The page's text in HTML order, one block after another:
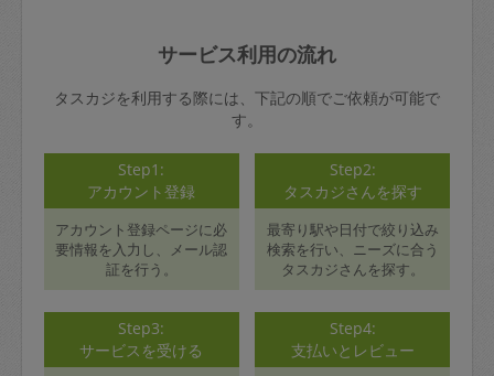
サービス利用の流れ
タスカジを利用する際には、下記の順でご依頼が可能で
す。
Step1:
アカウント登録
アカウント登録ページに必
要情報を入力し、メール認
証を行う。
Step2:
タスカジさんを探す
最寄り駅や日付で絞り込み
検索を行い、ニーズに合う
タスカジさんを探す。
Step3:
サービスを受ける
Step4:
支払いとレビュー